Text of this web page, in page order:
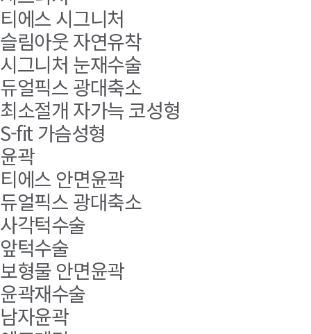
티에스 시그니처
슬림아웃 자연유착
시그니처 눈재수술
듀얼픽스 광대축소
최소절개 자가늑 코성형
S-fit 가슴성형
윤곽
티에스 안면윤곽
듀얼픽스 광대축소
사각턱수술
앞턱수술
보형물 안면윤곽
윤곽재수술
남자윤곽